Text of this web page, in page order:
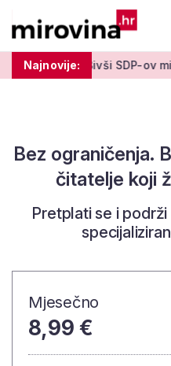
Najnovije:
tjedan' Bivši SDP-ov
Bez ograničenja.
čitatelje koji
Pretplati se i
Mjesečno
8,99 €